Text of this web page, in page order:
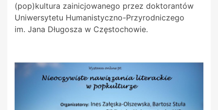
(pop)kultura zainicjowanego przez doktorantów
Uniwersytetu Humanistyczno-Przyrodniczego
im. Jana Długosza w Częstochowie.